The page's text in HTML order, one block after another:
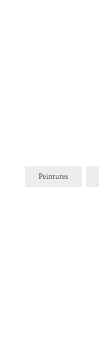
Peintures